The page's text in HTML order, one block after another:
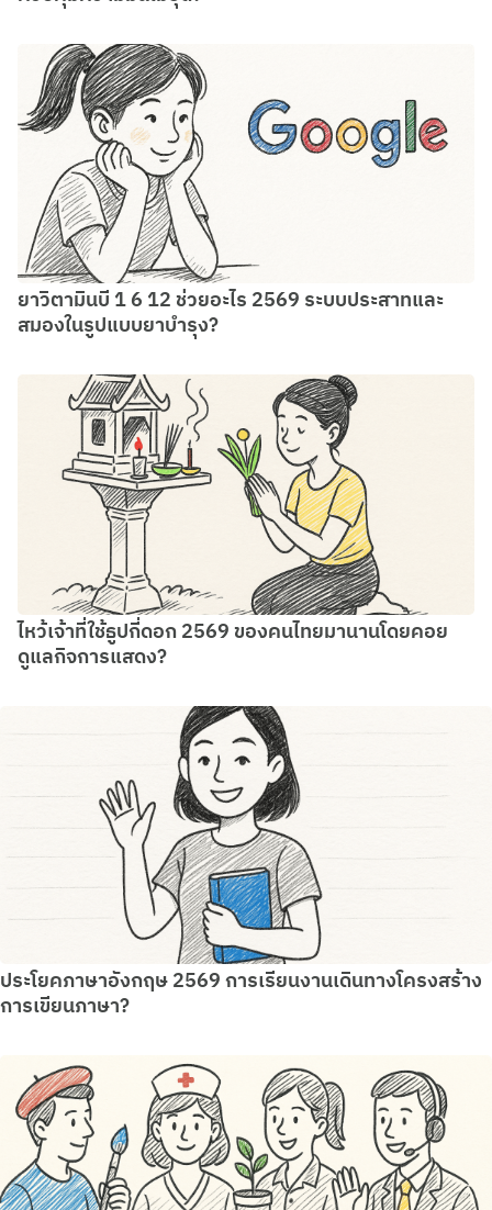
ยาวิตามินบี 1 6 12 ช่วยอะไร 2569 ระบบประสาทและ
สมองในรูปแบบยาบำรุง?
ไหว้เจ้าที่ใช้ธูปกี่ดอก 2569 ของคนไทยมานานโดยคอย
ดูแลกิจการแสดง?
ประโยคภาษาอังกฤษ 2569 การเรียนงานเดินทางโครงสร้าง
การเขียนภาษา?